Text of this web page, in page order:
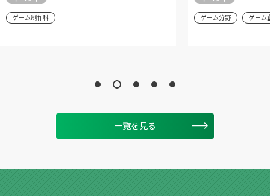
ゲーム分野
イベント
一覧を見る